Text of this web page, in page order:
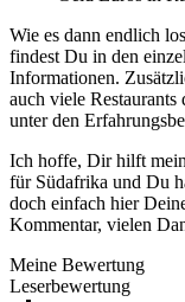
Wie es dann endlich
findest Du in den
Informationen.
auch viele
unter den
Ich hoffe, Dir hilft
für Südafrika und Du
doch einfach hier
Kommentar, vielen
Meine Bewertung
Leserbewertung